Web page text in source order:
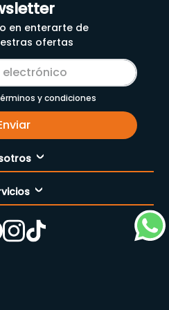
en enterarte de
ofertas
y condiciones
empresa
comprar
tiendas